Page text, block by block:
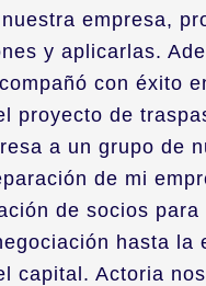
empresa,
y aplicarlas.
con éxito
proyecto de
a un grupo de
de mi
de socios para
hasta la
capital. Actoria